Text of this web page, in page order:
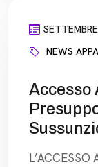
AD UN
Cons. St.,
NEWS
Accesso
L’ACCESSO